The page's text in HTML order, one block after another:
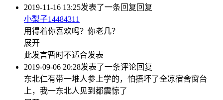
2019-11-16 13:25发表了一条回复回复
小梨子14484311
用得着你喜欢吗？你老几？
展开
此发言暂时不适合发表
2019-09-06 20:28发表了一条评论回复
东北仁有带一堆人参上学的，怕捂坏了全凉宿舍窗台
上，我一东北人见到都震惊了